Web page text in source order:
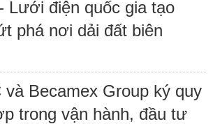
Lưới điện quốc gia tạo
phá nơi dải đất biên
và Becamex Group ký quy
trong vận hành, đầu tư